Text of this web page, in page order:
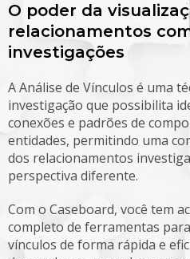
O poder da
relacionamentos
investigações
A Análise de Vínculos é uma
investigação que possibilita
conexões e padrões de
entidades, permitindo uma
dos relacionamentos
perspectiva diferente.
Com o Caseboard, você tem
completo de ferramentas
vínculos de forma rápida e